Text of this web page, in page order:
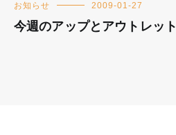
お知らせ 2009-01-27
今週のアップとアウトレット